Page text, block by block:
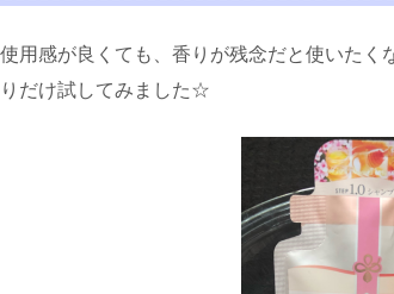
用感が良くても、香りが残念だと使いた
だけ試してみました☆